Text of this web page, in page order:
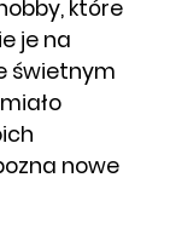
które
je na
świetnym
nowe